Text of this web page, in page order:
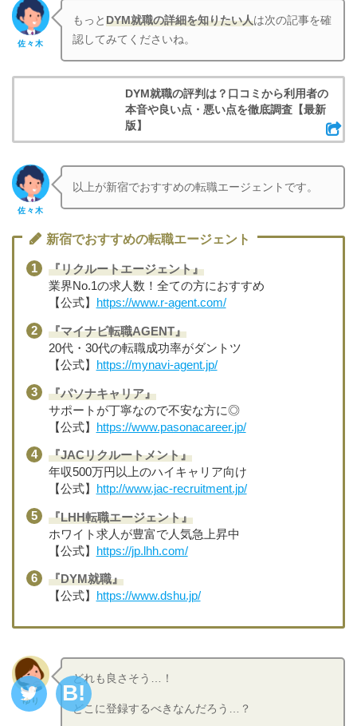
佐々木
もっとDYM就職の詳細を知りたい人は次の記事を確
認してみてくださいね。
DYM就職の評判は？口コミから利用者の
本音や良い点・悪い点を徹底調査【最新
版】
佐々木
以上が新宿でおすすめの転職エージェントです。
新宿でおすすめの転職エージェント
『リクルートエージェント』
業界No.1の求人数！全ての方におすすめ
【公式】
https://www.r-agent.com/
『マイナビ転職AGENT』
20代・30代の転職成功率がダントツ
【公式】
https://mynavi-agent.jp/
『パソナキャリア』
サポートが丁寧なので不安な方に◎
【公式】 https://www.pasonacareer.jp/
『JACリクルートメント』
年収500万円以上のハイキャリア向け
【公式】
http://www.jac-recruitment.jp/
『LHH転職エージェント』
ホワイト求人が豊富で人気急上昇中
【公式】
https://jp.lhh.com/
『DYM就職』
【公式】
https://www.dshu.jp/
ゆり
どれも良さそう…！
どこに登録するべきなんだろう…？